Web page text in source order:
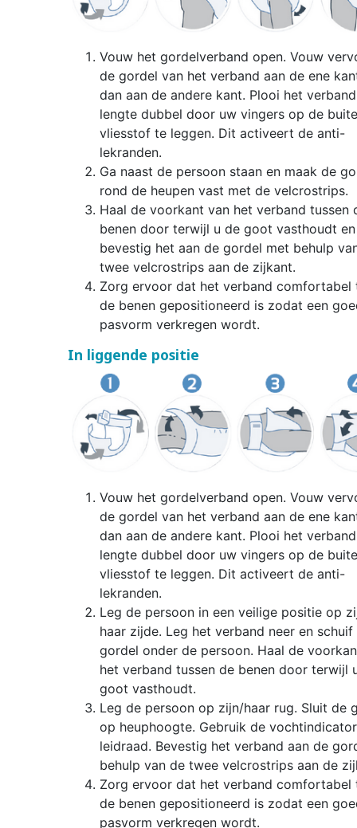
Vouw het gordelverband open. Vouw
de gordel van het verband aan de ene
dan aan de andere kant. Plooi het
lengte dubbel door uw vingers op de
vliesstof te leggen. Dit activeert de anti-
lekranden.
Ga naast de persoon staan en maak de
rond de heupen vast met de velcrostrips.
Haal de voorkant van het verband tussen
benen door terwijl u de goot vasthoudt en
bevestig het aan de gordel met behulp
twee velcrostrips aan de zijkant.
Zorg ervoor dat het verband comfortabel
de benen gepositioneerd is zodat een
pasvorm verkregen wordt.
In liggende positie
Vouw het gordelverband open. Vouw
de gordel van het verband aan de ene
dan aan de andere kant. Plooi het
lengte dubbel door uw vingers op de
vliesstof te leggen. Dit activeert de anti-
lekranden.
Leg de persoon in een veilige positie op
haar zijde. Leg het verband neer en schuif
gordel onder de persoon. Haal de
het verband tussen de benen door terwijl
goot vasthoudt.
Leg de persoon op zijn/haar rug. Sluit de
op heuphoogte. Gebruik de
leidraad. Bevestig het verband aan de
behulp van de twee velcrostrips aan de
Zorg ervoor dat het verband comfortabel
de benen gepositioneerd is zodat een
pasvorm verkregen wordt.